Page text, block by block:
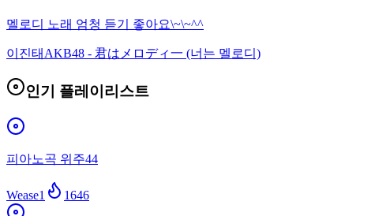
멜로디 노래 엄청 듣기 좋아요\~\~^^
이진태 AKB48 - 君はメロディ一 (너는 멜로디)
인기 플레이리스트
피아노곡 위주44
Wease1 1646